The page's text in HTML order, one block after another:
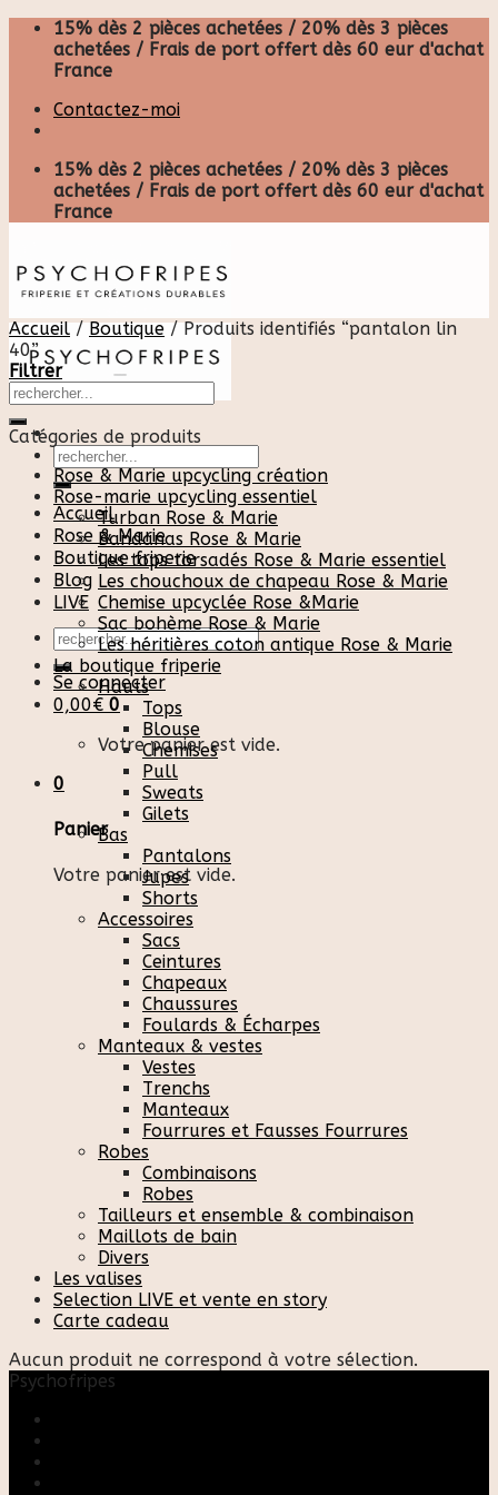
Skip
content
15% dès 2 pièces achetées / 20% dès 3 pièces
achetées / Frais de port offert dès 60 eur d'achat
France
Contactez-moi
15% dès 2 pièces achetées / 20% dès 3 pièces
achetées / Frais de port offert dès 60 eur d'achat
France
Recherche
pour :
Accueil
Rose & Marie
Boutique friperie
Blog
LIVE
Recherche
pour :
Se connecter
0,00€ 0
Votre panier est vide.
0
Panier
Votre panier est vide.
Accueil / Boutique /Produits identifiés “pantalon lin
40”
Filtrer
Catégories de produits
Rose & Marie upcycling création
Rose-marie upcycling essentiel
Turban Rose & Marie
Bandanas Rose & Marie
Les tops torsadés Rose & Marie essentiel
Les chouchoux de chapeau Rose & Marie
Chemise upcyclée Rose &Marie
Sac bohème Rose & Marie
Les héritières coton antique Rose & Marie
La boutique friperie
Hauts
Tops
Blouse
Chemises
Pull
Sweats
Gilets
Bas
Pantalons
Jupes
Shorts
Accessoires
Sacs
Ceintures
Chapeaux
Chaussures
Foulards & Écharpes
Manteaux & vestes
Vestes
Trenchs
Manteaux
Fourrures et Fausses Fourrures
Robes
Combinaisons
Robes
Tailleurs et ensemble & combinaison
Maillots de bain
Divers
Les valises
Selection LIVE et vente en story
Carte cadeau
Aucun produit ne correspond à votre sélection.
Psychofripes